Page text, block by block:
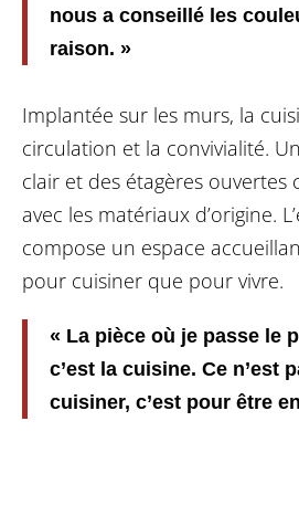
nous a conseillé les
raison. »
Implantée sur les murs, la
circulation et la convivialité.
clair et des étagères ouvertes
avec les matériaux d’origine.
compose un espace
pour cuisiner que pour vivre.
« La pièce où je passe le
c’est la cuisine. Ce n’est
cuisiner, c’est pour être